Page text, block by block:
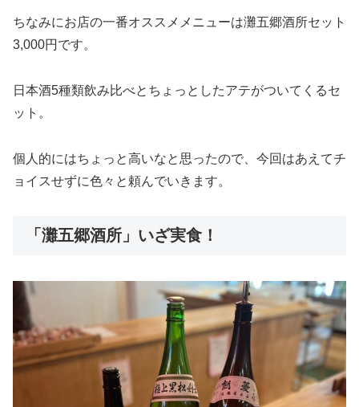
ちなみにお店の一番オススメメニューは灘五郷酒所セット
3,000円です。
日本酒5種類飲み比べとちょっとしたアテがついてくるセ
ット。
個人的にはちょっと高いなと思ったので、今回はあえてチ
ョイスせずに色々と頼んでいきます。
「灘五郷酒所」いざ実食！